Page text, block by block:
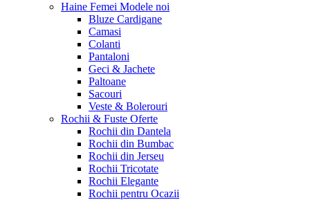
Haine Femei Modele noi
Bluze Cardigane
Camasi
Colanti
Pantaloni
Geci & Jachete
Paltoane
Sacouri
Veste & Bolerouri
Rochii & Fuste Oferte
Rochii din Dantela
Rochii din Bumbac
Rochii din Jerseu
Rochii Tricotate
Rochii Elegante
Rochii pentru Ocazii